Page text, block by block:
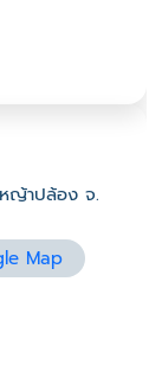
หญ้าปล้อง จ.
Map